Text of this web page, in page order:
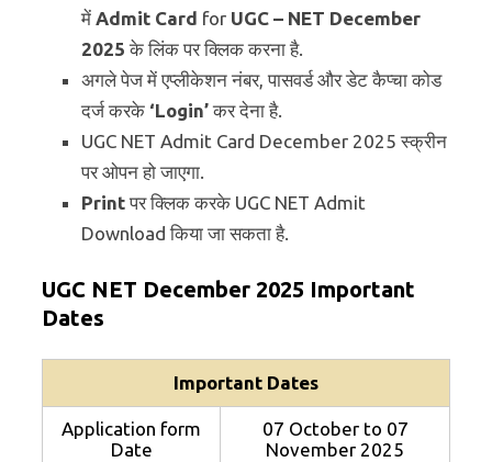
में Admit Card for UGC – NET December
2025के लिंक पर क्लिक करना है.
अगले पेज में एप्लीकेशन नंबर, पासवर्ड और डेट कैप्चा कोड
दर्ज करके ‘Login’कर देना है.
UGC NET Admit Card December 2025 स्क्रीन
पर ओपन हो जाएगा.
Printपर क्लिक करके UGC NET Admit
Download किया जा सकता है.
UGC NET December 2025 Important
Dates
Important Dates
Application form
Date
07 October to 07
November 2025